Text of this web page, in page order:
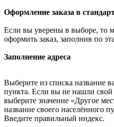
Оформление заказа в
Если вы уверены в выборе, то
оформить заказ, заполнив по
Заполнение адреса
Выберите из списка название
пункта. Если вы не нашли
выберите значение «Другое
название своего населённого
Введите правильный индекс.